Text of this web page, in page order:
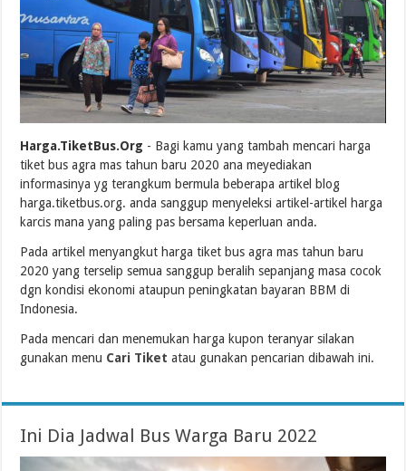
Harga.TiketBus.Org - Bagi kamu yang tambah mencari harga
tiket bus agra mas tahun baru 2020 ana meyediakan
informasinya yg terangkum bermula beberapa artikel blog
harga.tiketbus.org. anda sanggup menyeleksi artikel-artikel harga
karcis mana yang paling pas bersama keperluan anda.
Pada artikel menyangkut harga tiket bus agra mas tahun baru
2020 yang terselip semua sanggup beralih sepanjang masa cocok
dgn kondisi ekonomi ataupun peningkatan bayaran BBM di
Indonesia.
Pada mencari dan menemukan harga kupon teranyar silakan
gunakan menu Cari Tiket atau gunakan pencarian dibawah ini.
Ini Dia Jadwal Bus Warga Baru 2022